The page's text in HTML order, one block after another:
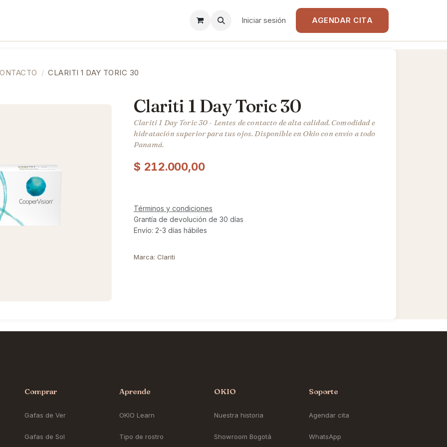
Iniciar sesión AGENDAR CITA
CLARITI 1 DAY TORIC 30
Clariti 1 Day Toric 30
Clariti 1 Day Toric 30 - Lentes de contacto de alta calidad. Comodidad e
hidratación superior para tus ojos. Disponible en Okio con envío a todo
Panamá.
$ 212.000,00
Términos y condiciones
Grantía de devolución de 30 días
Envío: 2-3 días hábiles
Marca: Clariti
Comprar
Gafas de Ver
Gafas de Sol
Aprende
OKIO Learn
Tipo de rostro
OKIO
Nuestra historia
Showroom Bogotá
Soporte
Agendar cita
WhatsApp